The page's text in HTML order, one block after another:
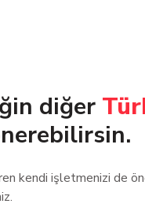
diğer
kendi işletmenizi de